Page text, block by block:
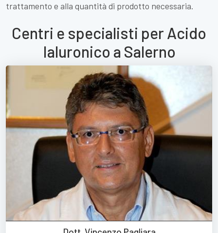
trattamento e alla quantità di prodotto necessaria.
Centri e specialisti per Acido
Ialuronico a Salerno